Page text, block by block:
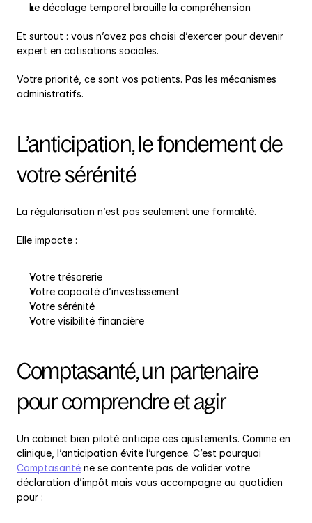
Le décalage temporel brouille la compréhension
Et surtout : vous n’avez pas choisi d’exercer pour devenir
expert en cotisations sociales.
Votre priorité, ce sont vos patients. Pas les mécanismes
administratifs.
L’anticipation, le fondement de
votre sérénité
La régularisation n’est pas seulement une formalité.
Elle impacte :
Votre trésorerie
Votre capacité d’investissement
Votre sérénité
Votre visibilité financière
Comptasanté, un partenaire
pour comprendre et agir
Un cabinet bien piloté anticipe ces ajustements. Comme en
Comptasanté ne se contente pas de valider votre
déclaration d’impôt mais vous accompagne au quotidien
pour :